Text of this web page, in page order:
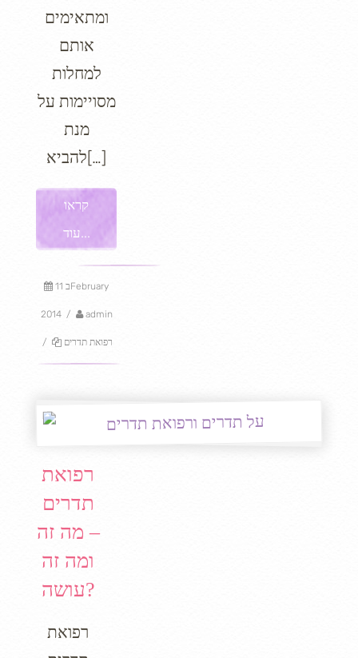
ומתאימים
אותם
למחלות
מסויימות על
מנת
להביא[…]
קראו
עוד...
11 בFebruary
2014 / admin
/ רפואת תדרים
רפואת
תדרים
– מה זה
ומה זה
עושה?
רפואת